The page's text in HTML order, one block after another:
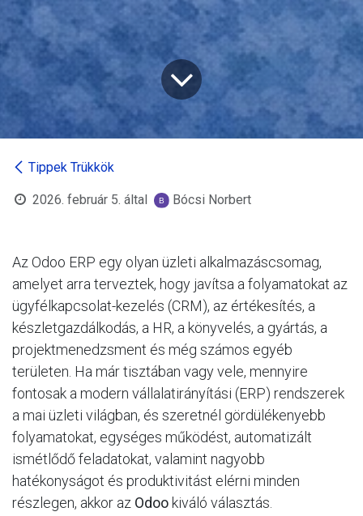
Tippek Trükkök
2026. február 5. által Bócsi Norbert
Az Odoo ERP egy olyan üzleti alkalmazáscsomag,
amelyet arra terveztek, hogy javítsa a folyamatokat az
ügyfélkapcsolat-kezelés (CRM), az értékesítés, a
készletgazdálkodás, a HR, a könyvelés, a gyártás, a
projektmenedzsment és még számos egyéb
területen. Ha már tisztában vagy vele, mennyire
fontosak a modern vállalatirányítási (ERP) rendszerek
a mai üzleti világban, és szeretnél gördülékenyebb
folyamatokat, egységes működést, automatizált
ismétlődő feladatokat, valamint nagyobb
hatékonyságot és produktivitást elérni minden
részlegen, akkor az Odoo kiváló választás.